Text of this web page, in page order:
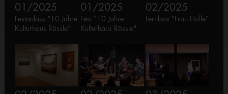
01/2025
Festanlass "10 Jahre
Kulturhaus Rössle"
01/2025
Fest "10 Jahre
Kulturhaus Rössle"
02/2025
Lernbox "Frau Holle"